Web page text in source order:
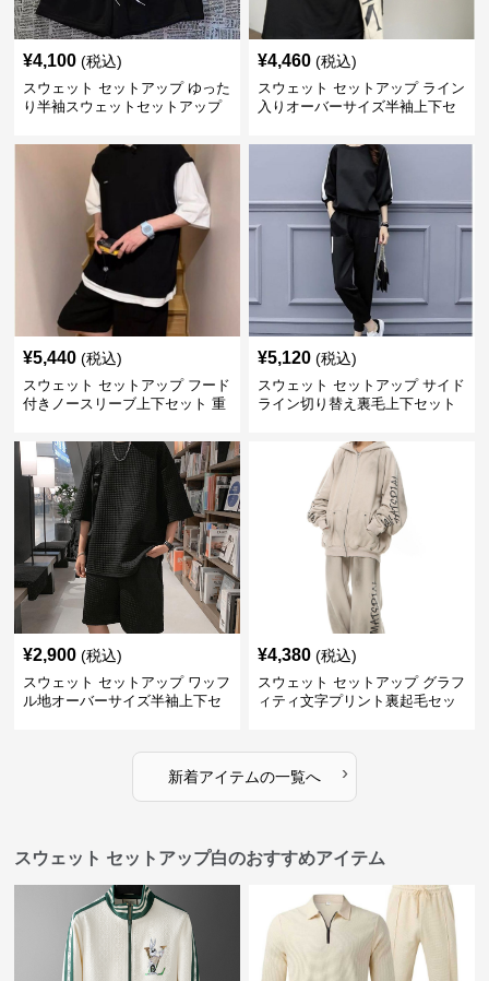
¥4,100 (税込)
スウェット セットアップ ゆった
り半袖スウェットセットアップ
¥4,460 (税込)
スウェット セットアップ ライン
入りオーバーサイズ半袖上下セ
¥5,440 (税込)
スウェット セットアップ フード
付きノースリーブ上下セット 重
¥5,120 (税込)
スウェット セットアップ サイド
ライン切り替え裏毛上下セット
¥2,900 (税込)
スウェット セットアップ ワッフ
ル地オーバーサイズ半袖上下セ
¥4,380 (税込)
スウェット セットアップ グラフ
ィティ文字プリント裏起毛セッ
新着アイテムの一覧へ ›
スウェット セットアップ白のおすすめアイテム